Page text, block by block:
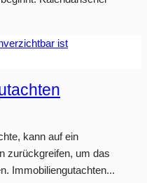
kann auf ein
zurückgreifen, um das
Immobiliengutachten...